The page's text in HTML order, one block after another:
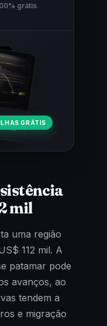
grátis
GRÁTIS
mil
uma região
112 mil. A
patamar pode
avanços, ao
tendem a
e migração